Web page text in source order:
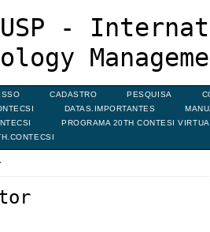
USP -
CADASTRO PESQUISA
DATAS.IMPORTANTES
PROGRAMA 20TH CONTESI